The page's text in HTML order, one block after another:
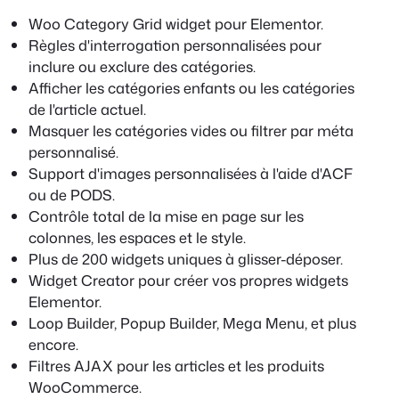
Woo Category Grid widget pour Elementor.
Règles d'interrogation personnalisées pour
inclure ou exclure des catégories.
Afficher les catégories enfants ou les catégories
de l'article actuel.
Masquer les catégories vides ou filtrer par méta
personnalisé.
Support d'images personnalisées à l'aide d'ACF
ou de PODS.
Contrôle total de la mise en page sur les
colonnes, les espaces et le style.
Plus de 200 widgets uniques à glisser-déposer.
Widget Creator pour créer vos propres widgets
Elementor.
Loop Builder, Popup Builder, Mega Menu, et plus
encore.
Filtres AJAX pour les articles et les produits
WooCommerce.